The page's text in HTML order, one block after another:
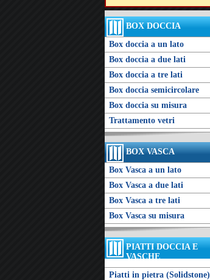
BOX DOCCIA
Box doccia a un lato
Box doccia a due lati
Box doccia a tre lati
Box doccia semicircolare
Box doccia su misura
Trattamento vetri
BOX VASCA
Box Vasca a un lato
Box Vasca a due lati
Box Vasca a tre lati
Box Vasca su misura
PIATTI DOCCIA E
VASCHE
Piatti in pietra (Solidstone)